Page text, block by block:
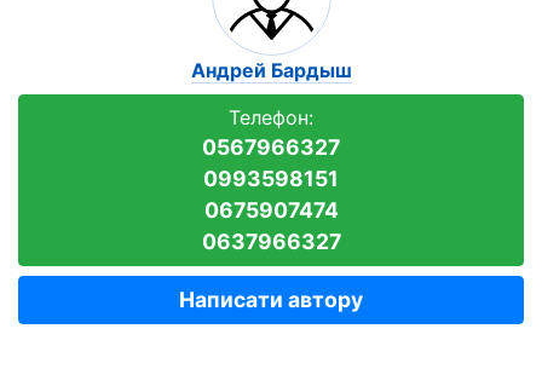
Андрей Бардыш
Телефон:
0567966327
0993598151
0675907474
0637966327
Написати автору